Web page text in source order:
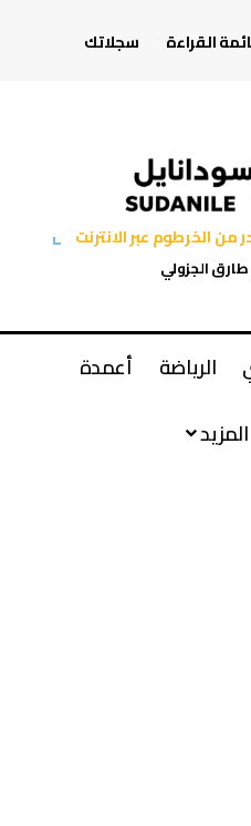
القراءة
سجلاتك
الخرطوم عبر الانترنت
طارق الجزولي
الرياضة
أعمدة
المزيد